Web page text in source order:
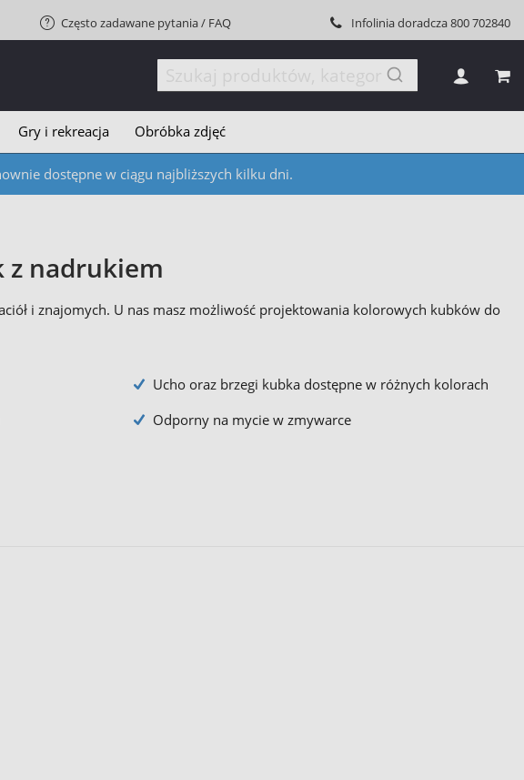
Często zadawane pytania / FAQ Infolinia doradcza800 702840
Gry i rekreacja Obróbka zdjęć
dostępne w ciągu najbliższych kilku dni.
nadrukiem
i znajomych. U nas masz możliwość projektowania kolorowych kubków do
Ucho oraz brzegi kubka dostępne w różnych kolorach
Odporny na mycie w zmywarce